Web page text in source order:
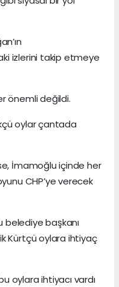
izlerini takip etmeye
önemli değildi.
oylar çantada
İmamoğlu içinde her
CHP’ye verecek
başkanı
Kürtçü oylara ihtiyaç
oylara ihtiyacı vardı